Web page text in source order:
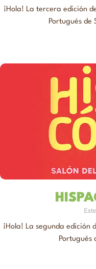
¡Hola! La tercera edición
Portugués de
¡Hola! La segunda edición
Portugués